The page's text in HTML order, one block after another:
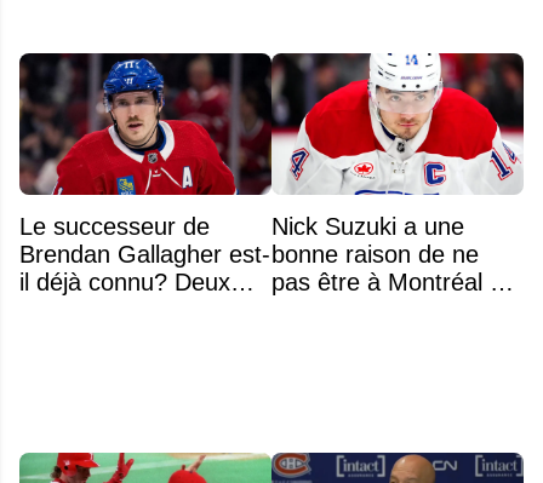
Le successeur de
Brendan Gallagher est-
il déjà connu? Deux
Nick Suzuki a une
bonne raison de ne
pas être à Montréal cet